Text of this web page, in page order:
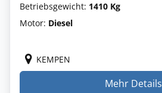
Betriebsgewicht: 1410 Kg
Motor: Diesel
KEMPEN
Mehr Details